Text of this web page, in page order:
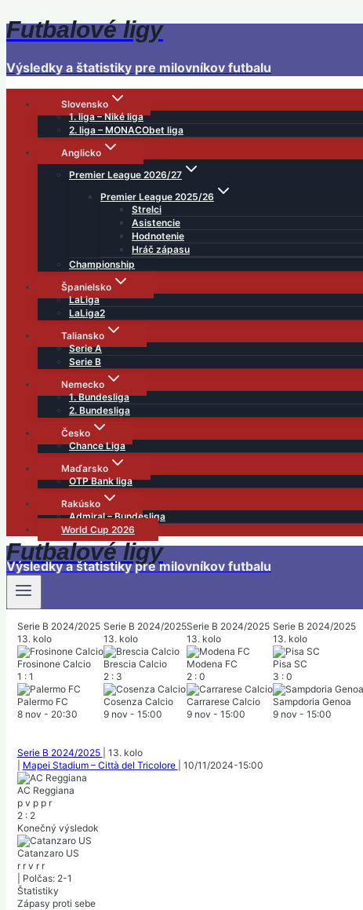
Skip
to
Futbalové ligy
Výsledky a štatistiky pre milovníkov futbalu
Slovensko
1. liga – Niké liga
2. liga – MONACObet liga
Anglicko
Premier League 2026/27
Premier League 2025/26
Strelci
Asistencie
Hodnotenie
Hráč zápasu
Championship
Španielsko
LaLiga
LaLiga2
Taliansko
Serie A
Serie B
Nemecko
1. Bundesliga
2. Bundesliga
Česko
Chance Liga
Maďarsko
OTP Bank liga
Rakúsko
Admiral – Bundesliga
World Cup 2026
Futbalové ligy
Výsledky a štatistiky pre milovníkov futbalu
Serie B 2024/2025
13. kolo
Frosinone Calcio
1 : 1
Palermo FC
8 nov - 20:30
Serie B 2024/2025
13. kolo
Brescia Calcio
2 : 3
Cosenza Calcio
9 nov - 15:00
Serie B 2024/2025
13. kolo
Modena FC
2 : 0
Carrarese Calcio
9 nov - 15:00
Serie B 2024/2025
13. kolo
Pisa SC
3 : 0
Sampdoria Genoa
9 nov - 15:00
Serie B 2024/2025
13. kolo
Mapei Stadium – Città del Tricolore 10/11/2024-15:00
AC Reggiana
p v p p r
2 : 2
Konečný výsledok
Catanzaro US
r r v r r
Polčas: 2-1
Štatistiky
Zápasy proti sebe